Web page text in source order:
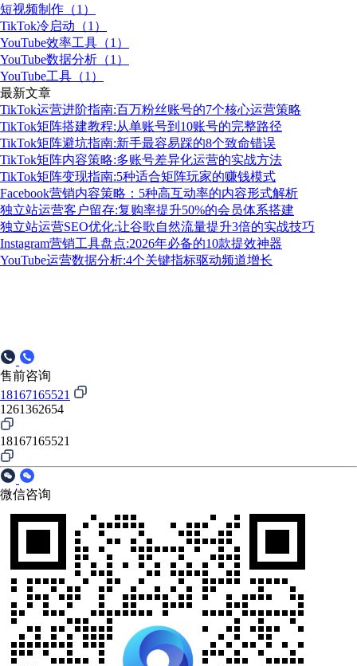
短视频制作（1）
TikTok冷启动（1）
YouTube效率工具（1）
YouTube数据分析（1）
YouTube工具（1）
最新文章
TikTok运营进阶指南:百万粉丝账号的7个核心运营策略
TikTok矩阵搭建教程:从单账号到10账号的完整路径
TikTok矩阵避坑指南:新手最容易踩的8个致命错误
TikTok矩阵内容策略:多账号差异化运营的实战方法
TikTok矩阵变现指南:5种适合矩阵玩家的赚钱模式
Facebook营销内容策略：5种高互动率的内容形式解析
独立站运营客户留存:复购率提升50%的会员体系搭建
独立站运营SEO优化:让谷歌自然流量提升3倍的实战技巧
Instagram营销工具盘点:2026年必备的10款提效神器
YouTube运营数据分析:4个关键指标驱动频道增长
售前咨询
18167165521
1261362654
18167165521
微信咨询